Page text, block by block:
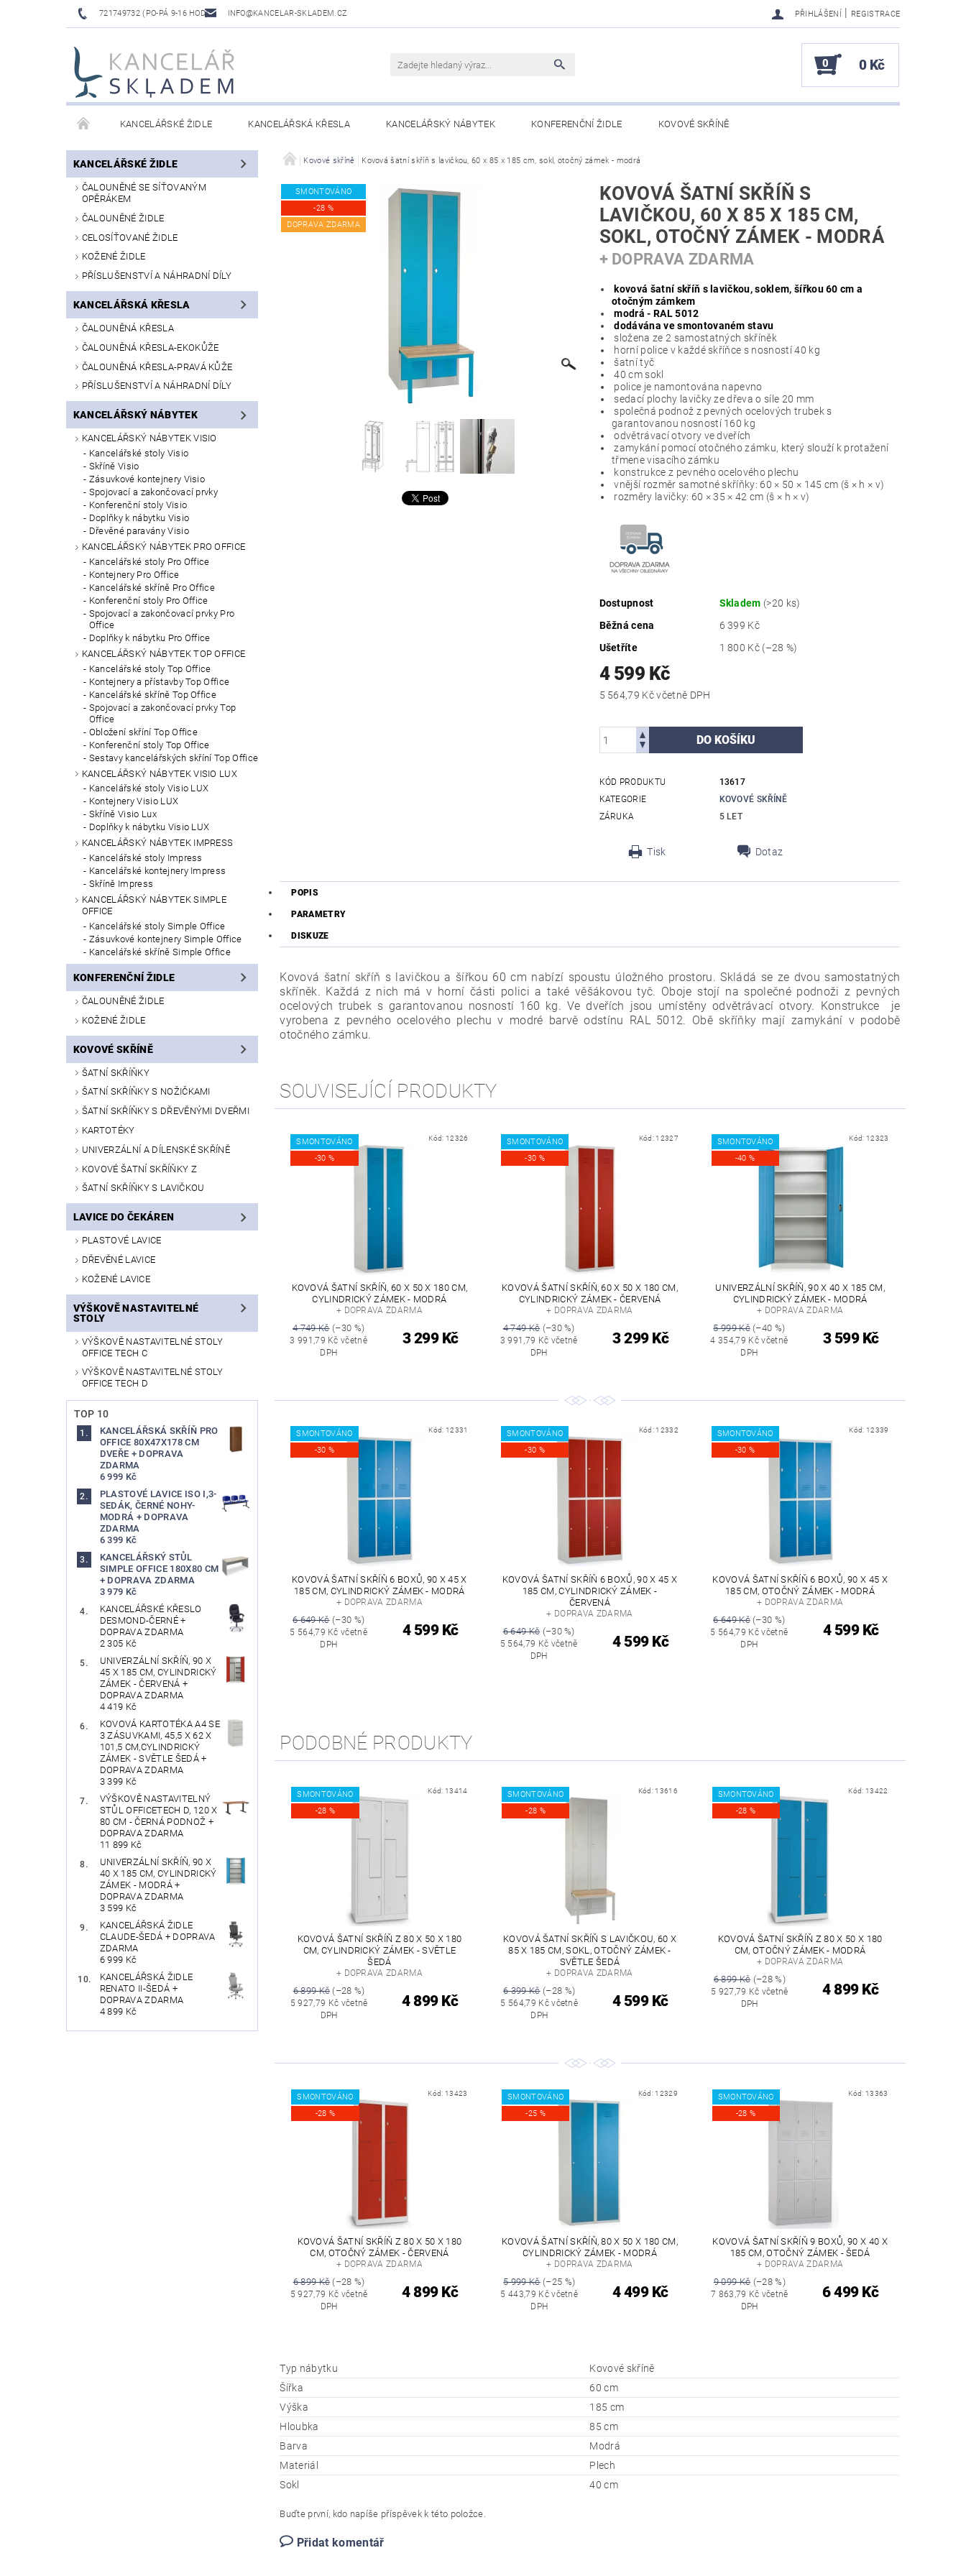
721749732 (PO-PÁ 9-16 HOD) INFO@KANCELAR-SKLADEM.CZ PŘIHLÁŠENÍ | REGISTRACE
0 0 Kč
KANCELÁŘSKÉ ŽIDLE KANCELÁŘSKÁ KŘESLA KANCELÁŘSKÝ NÁBYTEK KONFERENČNÍ ŽIDLE KOVOVÉ SKŘÍNĚ
LAVICE DO ČEKÁREN VÝŠKOVĚ NASTAVITELNÉ STOLY OBCHODNÍ PODMÍNKY KONTAKTY
KANCELÁŘSKÉ ŽIDLE
ČALOUNĚNÉ SE SÍŤOVANÝM
OPĚRÁKEM
ČALOUNĚNÉ ŽIDLE
CELOSÍŤOVANÉ ŽIDLE
KOŽENÉ ŽIDLE
PŘÍSLUŠENSTVÍ A NÁHRADNÍ DÍLY
KANCELÁŘSKÁ KŘESLA
ČALOUNĚNÁ KŘESLA
ČALOUNĚNÁ KŘESLA-EKOKŮŽE
ČALOUNĚNÁ KŘESLA-PRAVÁ KŮŽE
PŘÍSLUŠENSTVÍ A NÁHRADNÍ DÍLY
KANCELÁŘSKÝ NÁBYTEK
KANCELÁŘSKÝ NÁBYTEK VISIO
Kancelářské stoly Visio
Skříně Visio
Zásuvkové kontejnery Visio
Spojovací a zakončovací prvky
Konferenční stoly Visio
Doplňky k nábytku Visio
Dřevěné paravány Visio
KANCELÁŘSKÝ NÁBYTEK PRO OFFICE
Kancelářské stoly Pro Office
Kontejnery Pro Office
Kancelářské skříně Pro Office
Konferenční stoly Pro Office
Spojovací a zakončovací prvky Pro
Office
Doplňky k nábytku Pro Office
KANCELÁŘSKÝ NÁBYTEK TOP OFFICE
Kancelářské stoly Top Office
Kontejnery a přístavby Top Office
Kancelářské skříně Top Office
Spojovací a zakončovací prvky Top
Office
Obložení skříní Top Office
Konferenční stoly Top Office
Sestavy kancelářských skříní Top Office
KANCELÁŘSKÝ NÁBYTEK VISIO LUX
Kancelářské stoly Visio LUX
Kontejnery Visio LUX
Skříně Visio Lux
Doplňky k nábytku Visio LUX
KANCELÁŘSKÝ NÁBYTEK IMPRESS
Kancelářské stoly Impress
Kancelářské kontejnery Impress
Skříně Impress
KANCELÁŘSKÝ NÁBYTEK SIMPLE
OFFICE
Kancelářské stoly Simple Office
Zásuvkové kontejnery Simple Office
Kancelářské skříně Simple Office
KONFERENČNÍ ŽIDLE
ČALOUNĚNÉ ŽIDLE
KOŽENÉ ŽIDLE
KOVOVÉ SKŘÍNĚ
ŠATNÍ SKŘÍŇKY
ŠATNÍ SKŘÍŇKY S NOŽIČKAMI
ŠATNÍ SKŘÍŇKY S DŘEVĚNÝMI DVEŘMI
KARTOTÉKY
UNIVERZÁLNÍ A DÍLENSKÉ SKŘÍNĚ
KOVOVÉ ŠATNÍ SKŘÍŇKY Z
ŠATNÍ SKŘÍŇKY S LAVIČKOU
LAVICE DO ČEKÁREN
PLASTOVÉ LAVICE
DŘEVĚNÉ LAVICE
KOŽENÉ LAVICE
VÝŠKOVĚ NASTAVITELNÉ
STOLY
VÝŠKOVĚ NASTAVITELNÉ STOLY
OFFICE TECH C
VÝŠKOVĚ NASTAVITELNÉ STOLY
OFFICE TECH D
TOP 10
KANCELÁŘSKÁ SKŘÍŇ PRO
OFFICE 80X47X178 CM
DVEŘE + DOPRAVA
ZDARMA
6 999 Kč
PLASTOVÉ LAVICE ISO I,3-
SEDÁK, ČERNÉ NOHY-
MODRÁ + DOPRAVA
ZDARMA
6 399 Kč
KANCELÁŘSKÝ STŮL
SIMPLE OFFICE 180X80 CM
+ DOPRAVA ZDARMA
3 979 Kč
KANCELÁŘSKÉ KŘESLO
DESMOND-ČERNÉ +
DOPRAVA ZDARMA
2 305 Kč
UNIVERZÁLNÍ SKŘÍŇ, 90 X
45 X 185 CM, CYLINDRICKÝ
ZÁMEK - ČERVENÁ +
DOPRAVA ZDARMA
4 419 Kč
KOVOVÁ KARTOTÉKA A4 SE
3 ZÁSUVKAMI, 45,5 X 62 X
101,5 CM,CYLINDRICKÝ
ZÁMEK - SVĚTLE ŠEDÁ +
DOPRAVA ZDARMA
3 399 Kč
VÝŠKOVĚ NASTAVITELNÝ
STŮL OFFICETECH D, 120 X
80 CM - ČERNÁ PODNOŽ +
DOPRAVA ZDARMA
11 899 Kč
UNIVERZÁLNÍ SKŘÍŇ, 90 X
40 X 185 CM, CYLINDRICKÝ
ZÁMEK - MODRÁ +
DOPRAVA ZDARMA
3 599 Kč
KANCELÁŘSKÁ ŽIDLE
CLAUDE-ŠEDÁ + DOPRAVA
ZDARMA
6 999 Kč
KANCELÁŘSKÁ ŽIDLE
RENATO II-ŠEDÁ +
DOPRAVA ZDARMA
4 899 Kč
Kovové skříně Kovová šatní skříň s lavičkou, 60 x 85 x 185 cm, sokl, otočný zámek - modrá
SMONTOVÁNO
-28 %
DOPRAVA ZDARMA
KOVOVÁ ŠATNÍ SKŘÍŇ S
LAVIČKOU, 60 X 85 X 185 CM,
SOKL, OTOČNÝ ZÁMEK - MODRÁ
+ DOPRAVA ZDARMA
kovová šatní skříň s lavičkou, soklem, šířkou 60 cm a
otočným zámkem
modrá - RAL 5012
dodávána ve smontovaném stavu
složena ze 2 samostatných skříněk
horní police v každé skříňce s nosností 40 kg
šatní tyč
40 cm sokl
police je namontována napevno
sedací plochy lavičky ze dřeva o síle 20 mm
společná podnož z pevných ocelových trubek s
garantovanou nosností 160 kg
odvětrávací otvory ve dveřích
zamykání pomocí otočného zámku, který slouží k protažení
třmene visacího zámku
konstrukce z pevného ocelového plechu
vnější rozměr samotné skříňky: 60 × 50 × 145 cm (š × h × v)
rozměry lavičky: 60 × 35 × 42 cm (š × h × v)
Dostupnost Skladem (>20 ks)
Běžná cena
6 399 Kč
Ušetříte
1 800 Kč (–28 %)
4 599 Kč
5 564,79 Kč včetně DPH
KÓD PRODUKTU
13617
KATEGORIE
KOVOVÉ SKŘÍNĚ
ZÁRUKA
5 LET
Tisk Dotaz
POPIS
PARAMETRY
DISKUZE
Kovová šatní skříň s lavičkou a šířkou 60 cm nabízí spoustu úložného prostoru. Skládá se ze dvou samostatných
skříněk. Každá z nich má v horní části polici a také věšákovou tyč. Oboje stojí na společné podnoži z pevných
ocelových trubek s garantovanou nosností 160 kg. Ve dveřích jsou umístěny odvětrávací otvory. Konstrukce je
vyrobena z pevného ocelového plechu v modré barvě odstínu RAL 5012. Obě skříňky mají zamykání v podobě
otočného zámku.
SOUVISEJÍCÍ PRODUKTY
SMONTOVÁNO
-30 %
Kód: 12326
KOVOVÁ ŠATNÍ SKŘÍŇ, 60 X 50 X 180 CM,
CYLINDRICKÝ ZÁMEK - MODRÁ
+ DOPRAVA ZDARMA
4 749 Kč(–30 %)
3 991,79 Kč včetně
DPH
3 299 Kč
SMONTOVÁNO
-30 %
Kód: 12327
KOVOVÁ ŠATNÍ SKŘÍŇ, 60 X 50 X 180 CM,
CYLINDRICKÝ ZÁMEK - ČERVENÁ
+ DOPRAVA ZDARMA
4 749 Kč(–30 %)
3 991,79 Kč včetně
DPH
3 299 Kč
SMONTOVÁNO
-40 %
Kód: 12323
UNIVERZÁLNÍ SKŘÍŇ, 90 X 40 X 185 CM,
CYLINDRICKÝ ZÁMEK - MODRÁ
+ DOPRAVA ZDARMA
5 999 Kč(–40 %)
4 354,79 Kč včetně
DPH
3 599 Kč
SMONTOVÁNO
-30 %
Kód: 12331
KOVOVÁ ŠATNÍ SKŘÍŇ 6 BOXŮ, 90 X 45 X
185 CM, CYLINDRICKÝ ZÁMEK - MODRÁ
+ DOPRAVA ZDARMA
6 649 Kč(–30 %)
5 564,79 Kč včetně
DPH
4 599 Kč
SMONTOVÁNO
-30 %
Kód: 12332
KOVOVÁ ŠATNÍ SKŘÍŇ 6 BOXŮ, 90 X 45 X
185 CM, CYLINDRICKÝ ZÁMEK -
ČERVENÁ
+ DOPRAVA ZDARMA
6 649 Kč(–30 %)
5 564,79 Kč včetně
DPH
4 599 Kč
SMONTOVÁNO
-30 %
Kód: 12339
KOVOVÁ ŠATNÍ SKŘÍŇ 6 BOXŮ, 90 X 45 X
185 CM, OTOČNÝ ZÁMEK - MODRÁ
+ DOPRAVA ZDARMA
6 649 Kč(–30 %)
5 564,79 Kč včetně
DPH
4 599 Kč
PODOBNÉ PRODUKTY
SMONTOVÁNO
-28 %
Kód: 13414
KOVOVÁ ŠATNÍ SKŘÍŇ Z 80 X 50 X 180
CM, CYLINDRICKÝ ZÁMEK - SVĚTLE
ŠEDÁ
+ DOPRAVA ZDARMA
6 899 Kč(–28 %)
5 927,79 Kč včetně
DPH
4 899 Kč
SMONTOVÁNO
-28 %
Kód: 13616
KOVOVÁ ŠATNÍ SKŘÍŇ S LAVIČKOU, 60 X
85 X 185 CM, SOKL, OTOČNÝ ZÁMEK -
SVĚTLE ŠEDÁ
+ DOPRAVA ZDARMA
6 399 Kč(–28 %)
5 564,79 Kč včetně
DPH
4 599 Kč
SMONTOVÁNO
-28 %
Kód: 13422
KOVOVÁ ŠATNÍ SKŘÍŇ Z 80 X 50 X 180
CM, OTOČNÝ ZÁMEK - MODRÁ
+ DOPRAVA ZDARMA
6 899 Kč(–28 %)
5 927,79 Kč včetně
DPH
4 899 Kč
SMONTOVÁNO
-28 %
Kód: 13423
KOVOVÁ ŠATNÍ SKŘÍŇ Z 80 X 50 X 180
CM, OTOČNÝ ZÁMEK - ČERVENÁ
+ DOPRAVA ZDARMA
6 899 Kč(–28 %)
5 927,79 Kč včetně
DPH
4 899 Kč
SMONTOVÁNO
-25 %
Kód: 12329
KOVOVÁ ŠATNÍ SKŘÍŇ, 80 X 50 X 180 CM,
CYLINDRICKÝ ZÁMEK - MODRÁ
+ DOPRAVA ZDARMA
5 999 Kč(–25 %)
5 443,79 Kč včetně
DPH
4 499 Kč
SMONTOVÁNO
-28 %
Kód: 13363
KOVOVÁ ŠATNÍ SKŘÍŇ 9 BOXŮ, 90 X 40 X
185 CM, OTOČNÝ ZÁMEK - ŠEDÁ
+ DOPRAVA ZDARMA
9 099 Kč(–28 %)
7 863,79 Kč včetně
DPH
6 499 Kč
Typ nábytku
Kovové skříně
Šířka
60 cm
Výška
185 cm
Hloubka
85 cm
Barva
Modrá
Materiál
Plech
Sokl
40 cm
Buďte první, kdo napíše příspěvek k této položce.
Přidat komentář